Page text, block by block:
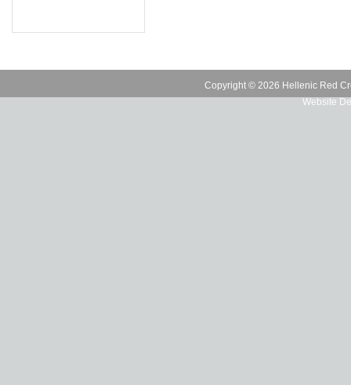
Copyright © 2026 Hellenic Red
Website